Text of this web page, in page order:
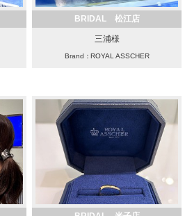
BRIDAL 松江店
三浦様
Brand：ROYAL ASSCHER